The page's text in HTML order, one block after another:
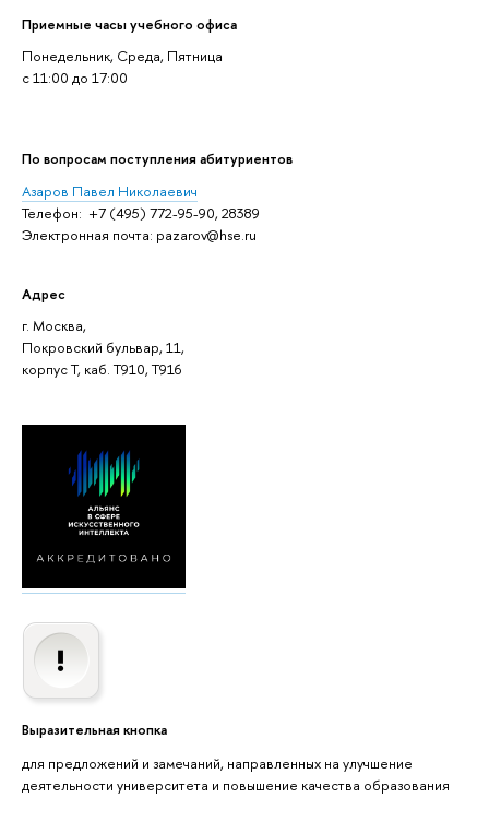
Приемные часы учебного офиса
Понедельник, Среда, Пятница
c 11:00 до 17:00
По вопросам поступления абитуриентов
Азаров Павел Николаевич
Телефон: +7 (495) 772-95-90, 28389
Электронная почта: pazarov@hse.ru
Адрес
г. Москва,
Покровский бульвар, 11,
корпус T, каб. T910, Т916
Выразительная кнопка
для предложений и замечаний, направленных на улучшение
деятельности университета и повышение качества образования